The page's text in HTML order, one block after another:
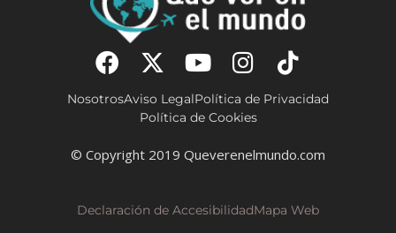
NosotrosAviso LegalPolítica de Privacidad
Política de Cookies
© Copyright 2019 Queverenelmundo.com
Declaración de AccesibilidadMapa Web